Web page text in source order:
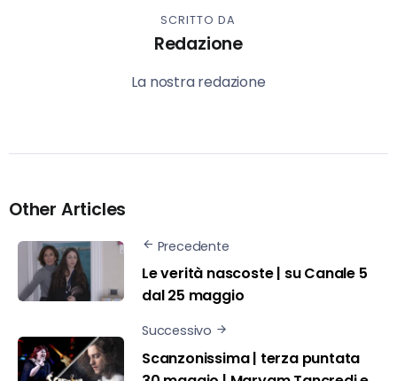
SCRITTO DA
Redazione
La nostra redazione
Other Articles
Precedente
Le verità nascoste | su Canale 5
dal 25 maggio
Successivo
Scanzonissima | terza puntata